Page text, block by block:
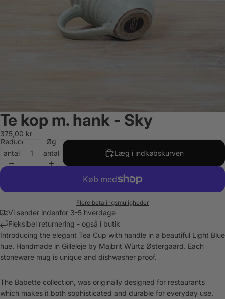
Te kop m. hank - Sky
375,00 kr
Reducer
antal
Øg
antal
Læg i indkøbskurven
Flere betalingsmuligheder
Vi sender indenfor 3-5 hverdage
Fleksibel returnering - også i butik
Introducing the elegant Tea Cup with handle in a beautiful Light Blue
hue. Handmade in Gilleleje by Majbrit Würtz Østergaard. Each
stoneware mug is unique and dishwasher proof.
The Babette collection, was originally designed for restaurants
which makes it both sophisticated and durable for everyday use.